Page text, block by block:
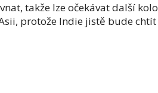
takže lze očekávat další kolo
protože Indie jistě bude chtít